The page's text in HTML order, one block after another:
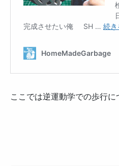
ここでは逆運動学での歩行に